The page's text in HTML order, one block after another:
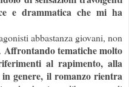
e drammatica che mi ha
abbastanza giovani, non
Affrontando tematiche molto
al rapimento, alla
in genere, il romanzo rientra